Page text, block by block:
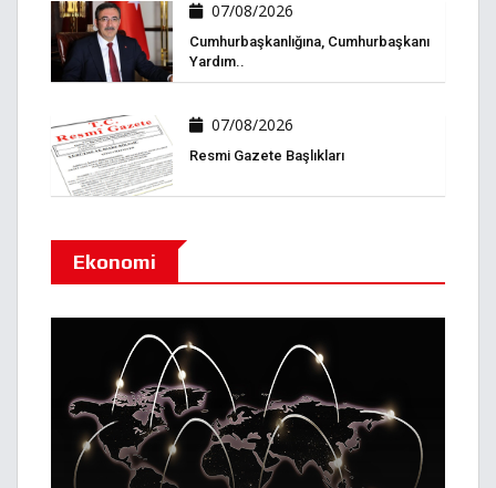
07/08/2026
Cumhurbaşkanlığına, Cumhurbaşkanı
Yardım..
07/08/2026
Resmi Gazete Başlıkları
Ekonomi